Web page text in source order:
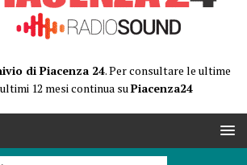
di Piacenza 24. Per consultare le ultime
12 mesi continua suPiacenza24